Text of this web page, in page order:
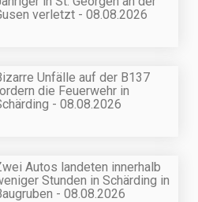
verletzt - 08.08.2026
Unfälle auf der B137
die Feuerwehr in
- 08.08.2026
Autos landeten innerhalb
Stunden in Schärding in
- 08.08.2026